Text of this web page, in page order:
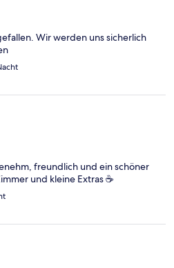
Wir werden uns sicherlich
freundlich und ein schöner
und kleine Extras ☕️